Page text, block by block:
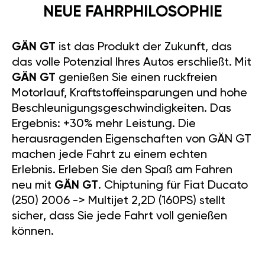
NEUE FAHRPHILOSOPHIE
GÄN GT ist das Produkt der Zukunft, das
das volle Potenzial Ihres Autos erschließt. Mit
GÄN GT genießen Sie einen ruckfreien
Motorlauf, Kraftstoffeinsparungen und hohe
Beschleunigungsgeschwindigkeiten. Das
Ergebnis: +30% mehr Leistung. Die
herausragenden Eigenschaften von GÄN GT
machen jede Fahrt zu einem echten
Erlebnis. Erleben Sie den Spaß am Fahren
neu mit GÄN GT. Chiptuning für Fiat Ducato
(250) 2006 -> Multijet 2,2D (160PS) stellt
sicher, dass Sie jede Fahrt voll genießen
können.